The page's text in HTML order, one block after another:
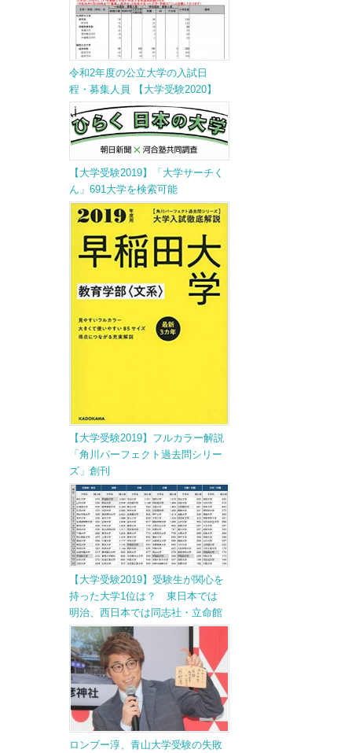
令和2年度の公立大学の入試日
程・募集人員 【大学受験2020】
【大学受験2019】「大学サーチく
ん」691大学を検索可能
【大学受験2019】フルカラー解説
「角川パーフェクト過去問シリー
ズ」創刊
【大学受験2019】受験生が関心を
持った大学1位は？ 東日本では
明治、西日本では同志社・立命館
ロンブー淳、青山大学受験の失敗